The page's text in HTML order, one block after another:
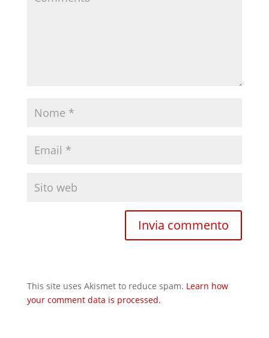
This site uses Akismet to reduce spam. Learn how
your comment data is processed.